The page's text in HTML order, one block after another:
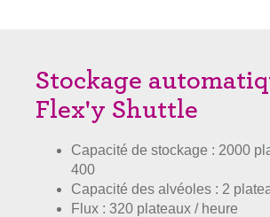
Stockage
Flex'y Shuttle
Capacité de stockage : 2000
400
Capacité des alvéoles : 2
Flux : 320 plateaux / heure